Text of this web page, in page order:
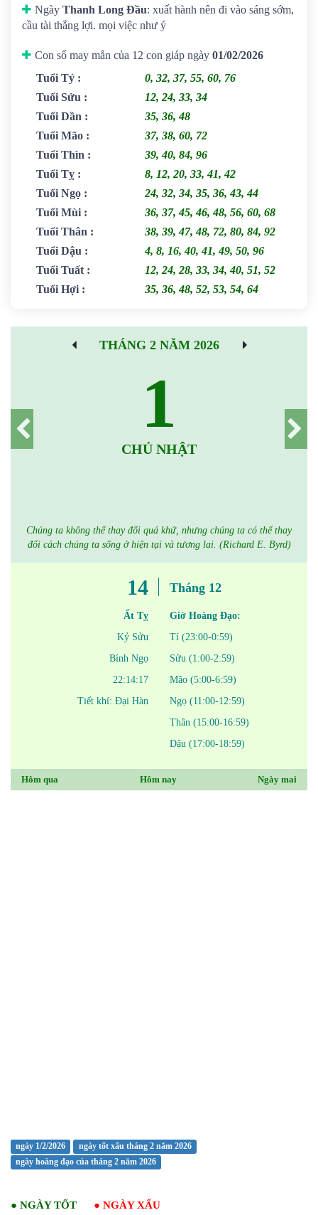
Ngày Thanh Long Đầu: xuất hành nên đi vào sáng sớm,
cầu tài thắng lợi. mọi việc như ý
Con số may mắn của 12 con giáp ngày 01/02/2026
Tuổi Tý :
0, 32, 37, 55, 60, 76
Tuổi Sửu :
12, 24, 33, 34
Tuổi Dần :
35, 36, 48
Tuổi Mão :
37, 38, 60, 72
Tuổi Thìn :
39, 40, 84, 96
Tuổi Tỵ :
8, 12, 20, 33, 41, 42
Tuổi Ngọ :
24, 32, 34, 35, 36, 43, 44
Tuổi Mùi :
36, 37, 45, 46, 48, 56, 60, 68
Tuổi Thân :
38, 39, 47, 48, 72, 80, 84, 92
Tuổi Dậu :
4, 8, 16, 40, 41, 49, 50, 96
Tuổi Tuất :
12, 24, 28, 33, 34, 40, 51, 52
Tuổi Hợi : 35, 36, 48, 52, 53, 54, 64
THÁNG 2 NĂM 2026
1
CHỦ NHẬT
Chúng ta không thể thay đổi quá khứ, nhưng chúng ta có thể thay
đổi cách chúng ta sống ở hiện tại và tương lai. (Richard E. Byrd)
14
Ất Tỵ
Kỷ Sửu
Bính Ngọ
22:14:17
Tiết khí: Đại Hàn
Tháng 12
Giờ Hoàng Đạo:
Tí (23:00-0:59)
Sửu (1:00-2:59)
Mão (5:00-6:59)
Ngọ (11:00-12:59)
Thân (15:00-16:59)
Dậu (17:00-18:59)
Hôm qua Hôm nay Ngày mai
ngày 1/2/2026
ngày tốt xấu tháng 2 năm 2026
ngày hoàng đạo của tháng 2 năm 2026
● NGÀY TỐT ● NGÀY XẤU